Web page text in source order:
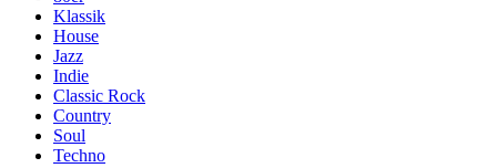
Klassik
House
Jazz
Indie
Classic Rock
Country
Soul
Techno